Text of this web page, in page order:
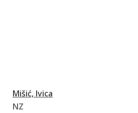
Mišić, Ivica
NZ